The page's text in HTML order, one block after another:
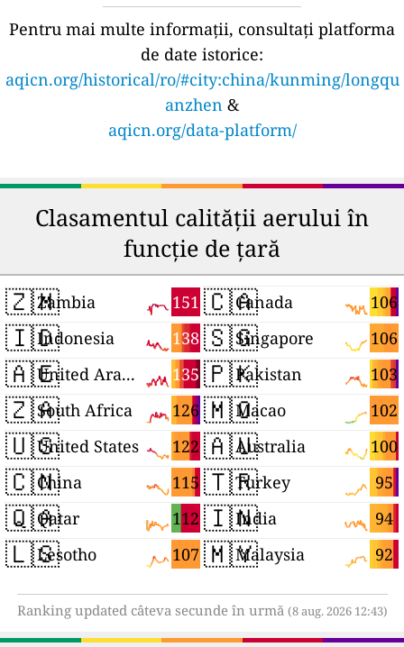
Pentru mai multe informații, consultați platforma
de date istorice:
aqicn.org/historical/ro/#city:china/kunming/longqu
anzhen &
aqicn.org/data-platform/
Clasamentul calității aerului în
funcție de țară
🇿🇲 151
Zambia
🇮🇩 138
Indonesia
🇦🇪 135
United Arab Emirates
🇿🇦 126
South Africa
🇺🇸 122
United States
🇨🇳 115
China
🇶🇦 112
Qatar
🇱🇸 107
Lesotho
🇨🇦 106
Canada
🇸🇬 106
Singapore
🇵🇰 103
Pakistan
🇲🇴 102
Macao
🇦🇺 100
Australia
🇹🇷 95
Turkey
🇮🇳 94
India
🇲🇾 92
Malaysia
Ranking updated câteva secunde în urmă (8 aug. 2026 12:43)